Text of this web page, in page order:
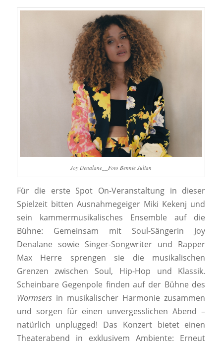
Joy Denalane__Foto Bennie Julian
Für die erste Spot On-Veranstaltung in dieser
Spielzeit bitten Ausnahmegeiger Miki Kekenj und
sein kammermusikalisches Ensemble auf die
Bühne: Gemeinsam mit Soul-Sängerin Joy
Denalane sowie Singer-Songwriter und Rapper
Max Herre sprengen sie die musikalischen
Grenzen zwischen Soul, Hip-Hop und Klassik.
Scheinbare Gegenpole finden auf der Bühne des
Wormsers in musikalischer Harmonie zusammen
und sorgen für einen unvergesslichen Abend –
natürlich unplugged! Das Konzert bietet einen
Theaterabend in exklusivem Ambiente: Erneut